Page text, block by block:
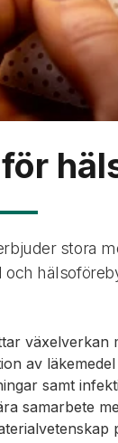
stora
växelverkan
av
samt
samarbete